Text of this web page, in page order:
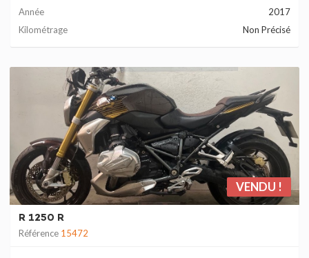
Année
2017
Kilométrage
Non Précisé
VENDU !
R 1250 R
Référence 15472